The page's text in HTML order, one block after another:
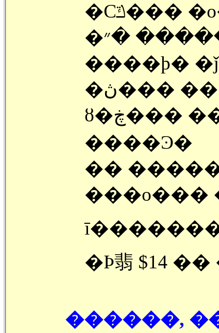
�Ϲݿ��� �о��� ������
�ڽ��� ����� ������ �״��
����ϸ�
�ڽ��� ������� �ʴ� �Ⱓ����
ȣ�ڿ��� �����ϸ鼭 ȣ�� ���Ƿ�
����Ͽ�
��
������,